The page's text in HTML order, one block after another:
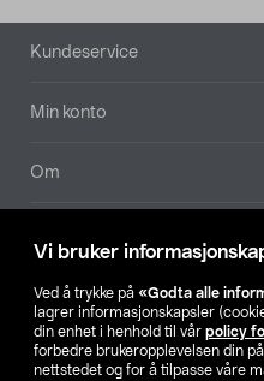
Vi bruker
Ved å trykke på «Godta alle
lagrer informasjonskapsler
din enhet i henhold til vår policy
forbedre brukeropplevelsen din
nettstedet og for å tilpasse våre
Bunntekst
Kundeservice
Min konto
Om
Våre selskaper